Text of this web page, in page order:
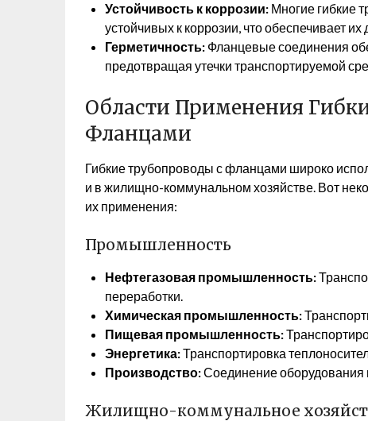
Устойчивость к коррозии: Многие гибкие
устойчивых к коррозии, что обеспечивает
Герметичность: Фланцевые соединения
предотвращая утечки транспортируемой
Области Применения
Фланцами
Гибкие трубопроводы с фланцами широко
и в жилищно-коммунальном хозяйстве. Вот
их применения:
Промышленность
Нефтегазовая промышленность:
переработки.
Химическая промышленность:
Пищевая промышленность:
Энергетика:Транспортировка
Производство:Соединение оборудования
Жилищно-коммунальное